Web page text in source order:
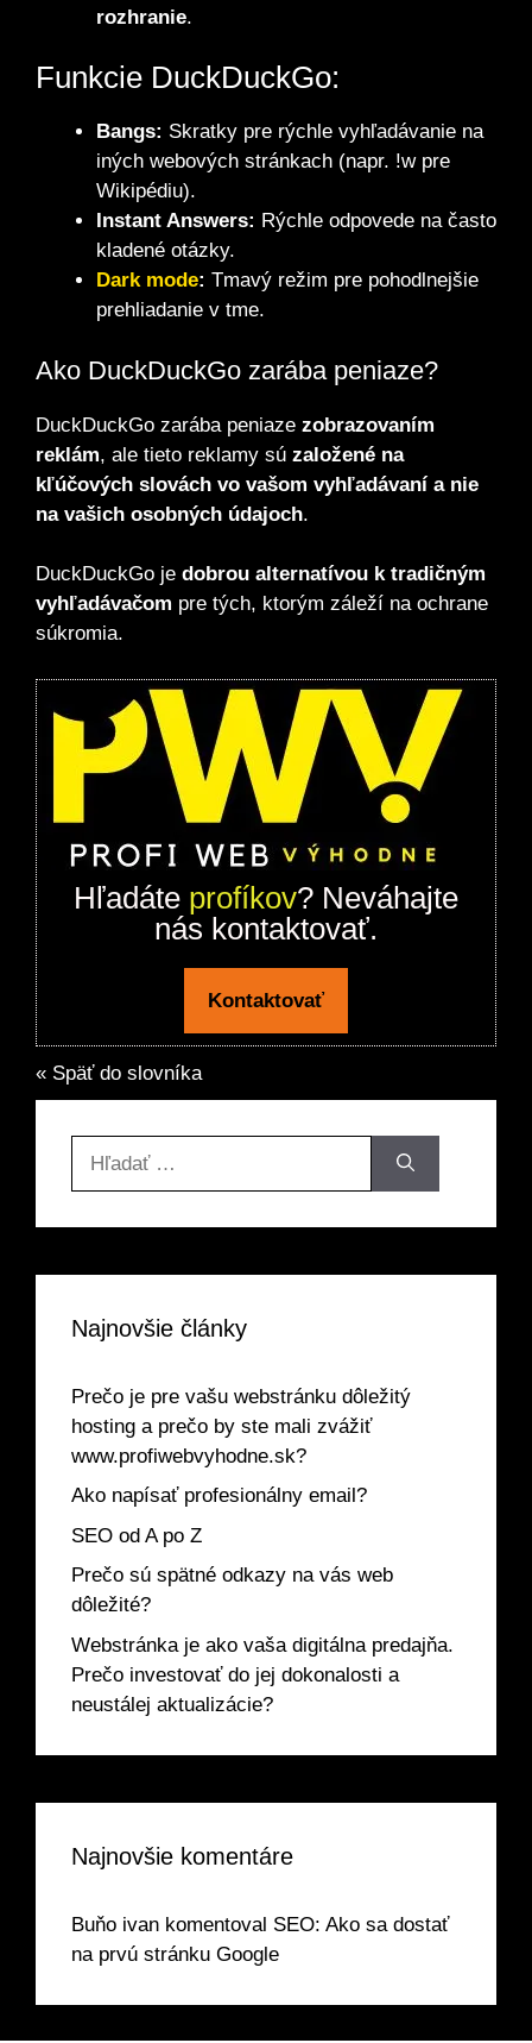
rozhranie.
Funkcie DuckDuckGo:
Bangs: Skratky pre rýchle vyhľadávanie na
iných webových stránkach (napr. !w pre
Wikipédiu).
Instant Answers: Rýchle odpovede na často
kladené otázky.
Dark mode: Tmavý režim pre pohodlnejšie
prehliadanie v tme.
Ako DuckDuckGo zarába peniaze?
DuckDuckGo zarába peniaze zobrazovaním
reklám, ale tieto reklamy sú založené na
kľúčových slovách vo vašom vyhľadávaní a nie
na vašich osobných údajoch.
DuckDuckGo je dobrou alternatívou k tradičným
vyhľadávačom pre tých, ktorým záleží na ochrane
súkromia.
Hľadáte profíkov? Neváhajte
nás kontaktovať.
Kontaktovať
« Späť do slovníka
Najnovšie články
Prečo je pre vašu webstránku dôležitý
hosting a prečo by ste mali zvážiť
www.profiwebvyhodne.sk?
Ako napísať profesionálny email?
SEO od A po Z
Prečo sú spätné odkazy na vás web
dôležité?
Webstránka je ako vaša digitálna predajňa.
Prečo investovať do jej dokonalosti a
neustálej aktualizácie?
Najnovšie komentáre
Buňo ivan komentoval SEO: Ako sa dostať
na prvú stránku Google